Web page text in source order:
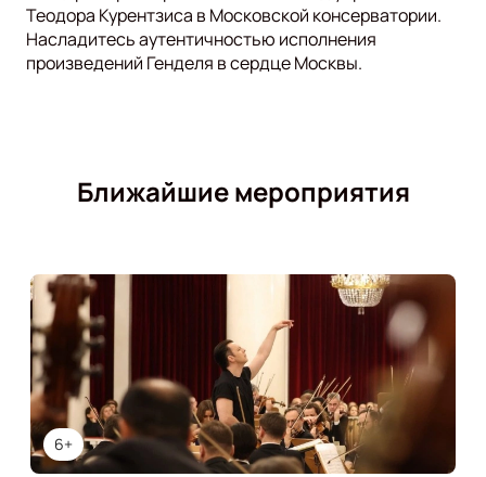
Теодора Курентзиса в Московской консерватории.
Насладитесь аутентичностью исполнения
произведений Генделя в сердце Москвы.
Ближайшие мероприятия
6+